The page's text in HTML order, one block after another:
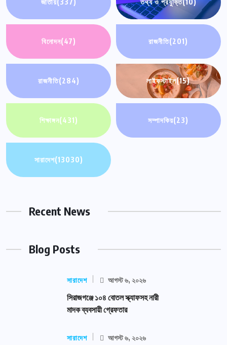
জাতীয়(337) তথ্য ও প্রযুক্তি(10)
বিনোদন(47) রাজনীতি(201)
রাজনীতি(284) লাইফস্টাইল(15)
শিক্ষাঙ্গন(431) সম্পাদকিয়(23)
সারাদেশ(13030)
Recent News
Blog Posts
সারাদেশ আগস্ট ৬, ২০২৬
সিরাজগঞ্জে ১০৪ বোতল স্ক্যাফসহ নারী
মাদক ব্যবসায়ী গ্রেফতার
সারাদেশ আগস্ট ৬, ২০২৬